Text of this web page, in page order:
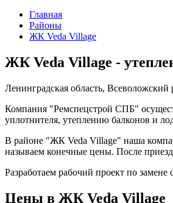
Главная
Районы
ЖК Veda Village
ЖК Veda Village -
Ленинградская область,
Компания "Ремспецстрой СПБ"
уплотнителя, утеплению балконов и
В районе "ЖК Veda Village" наша
называем конечные цены. После
Разработаем рабочий проект по
Цены в ЖК Veda Village